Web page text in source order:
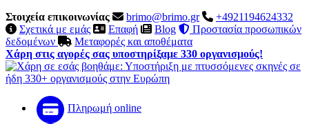
Στοιχεία επικοινωνίας
brimo@brimo.gr
+4921194624332
Σχετικά με εμάς
Επαφή Blog
Προστασία προσωπικών
δεδομένων
Μεταφορές και αποθέματα
Χάρη στις αγορές σας υποστηρίξαμε 330 οργανισμούς!
Πληρωμή online